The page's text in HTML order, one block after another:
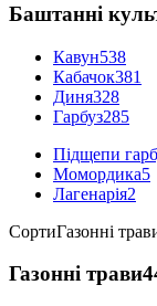
Баштанні
Кавун538
Кабачок381
Диня328
Гарбуз285
Підщепи
Момордика5
Лагенарія2
СортиГазонні
Газонні трави